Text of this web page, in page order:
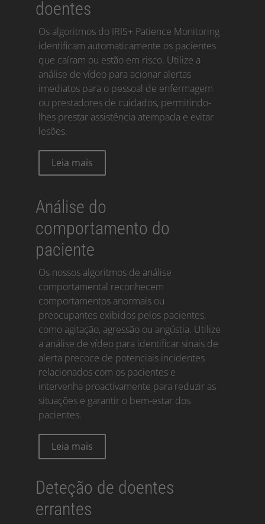
doentes
Os algoritmos do IRIS+ Patience Monitoring
identificam automaticamente os pacientes
que caíram ou estão em risco. Utilize a
análise de vídeo para acionar alertas
imediatos para o pessoal de enfermagem
ou prestadores de cuidados, permitindo-
lhes prestar assistência atempada e evitar
lesões.
Leia mais
Análise do
comportamento do
paciente
Os nossos algoritmos de análise
comportamental reconhecem
comportamentos anormais ou
preocupantes exibidos pelos pacientes,
como agitação, agressão ou angústia. Utilize
a análise de vídeo para identificar sinais de
alerta precoce de potenciais incidentes
relacionados com os pacientes e
intervenha proactivamente para reduzir as
situações e garantir o bem-estar dos
pacientes.
Leia mais
Deteção de doentes
errantes